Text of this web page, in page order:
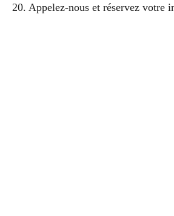
20. Appelez-nous et réservez votre